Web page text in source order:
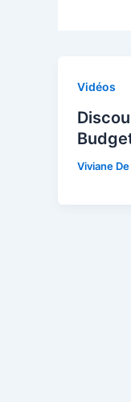
Vidéos
Viviane